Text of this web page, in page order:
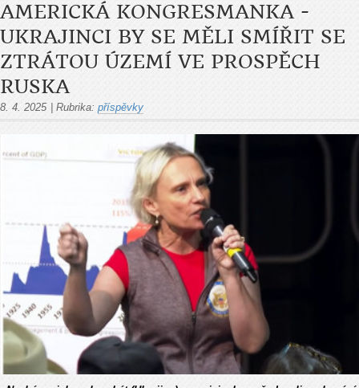
AMERICKÁ KONGRESMANKA -
UKRAJINCI BY SE MĚLI SMÍŘIT SE
ZTRÁTOU ÚZEMÍ VE PROSPĚCH
RUSKA
8. 4. 2025 Rubrika: příspěvky